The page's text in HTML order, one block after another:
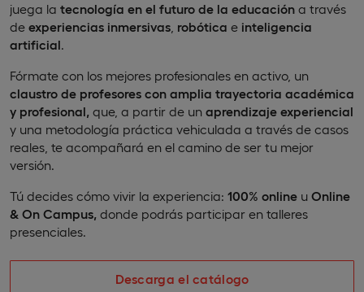
juega la tecnología en el futuro de la educación a través
de experiencias inmersivas robótica e inteligencia
artificial.
Fórmate con los mejores profesionales en activo, un
claustro de profesores con amplia trayectoria académica
y profesional, que, a partir de un aprendizaje experiencial
y una metodología práctica vehiculada a través de casos
reales, te acompañará en el camino de ser tu mejor
versión.
Tú decides cómo vivir la experiencia: 100% online u Online
& On Campus, donde podrás participar en talleres
presenciales.
Descarga el catálogo